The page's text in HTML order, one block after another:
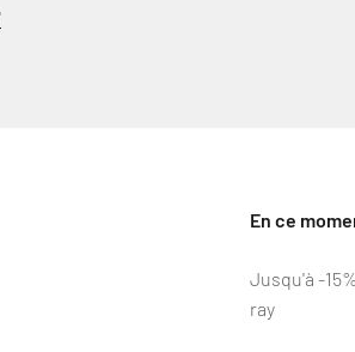
En ce
Jusqu'à -
ray